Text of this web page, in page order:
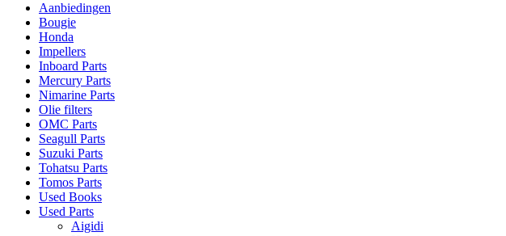
Aanbiedingen
Bougie
Honda
Impellers
Inboard Parts
Mercury Parts
Nimarine Parts
Olie filters
OMC Parts
Seagull Parts
Suzuki Parts
Tohatsu Parts
Tomos Parts
Used Books
Used Parts
Aigidi